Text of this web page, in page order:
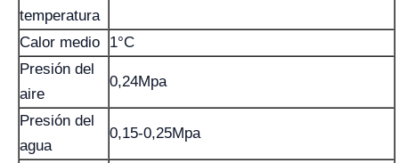
temperatura
Calor medio
1°C
Presión del
aire
0,24Mpa
Presión del
agua
0,15-0,25Mpa